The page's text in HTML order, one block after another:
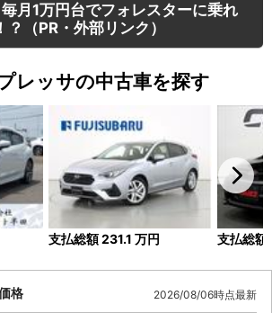
月1万円台でフォレスターに乗れ
？（PR・外部リンク）
レッサの中古車を探す
支払総額231.1 万円 支払総額
格 2026/08/06時点最新